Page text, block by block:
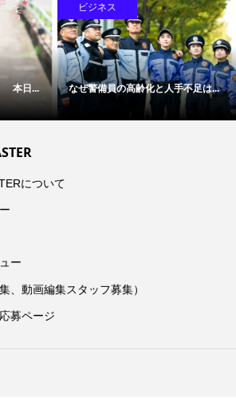
本日...
ビジネス
なぜ警備員の高齢化と人手不足は...
について
ー
、動画編集スタッフ募集）
募ページ